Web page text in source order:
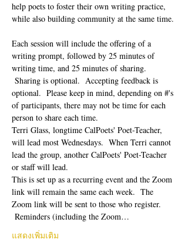
help poets to foster their own writing practice,
while also building community at the same time.
Each session will include the offering of a
writing prompt, followed by 25 minutes of
writing time, and 25 minutes of sharing.
Sharing is optional.  Accepting feedback is
optional.  Please keep in mind, depending on #'s
of participants, there may not be time for each
person to share each time.
Terri Glass, longtime CalPoets' Poet-Teacher,
will lead most Wednesdays.  When Terri cannot
lead the group, another CalPoets' Poet-Teacher
or staff will lead.
This is set up as a recurring event and the Zoom
link will remain the same each week.  The
Zoom link will be sent to those who register.
Reminders (including the Zoom…
แสดงเพิ่มเติม